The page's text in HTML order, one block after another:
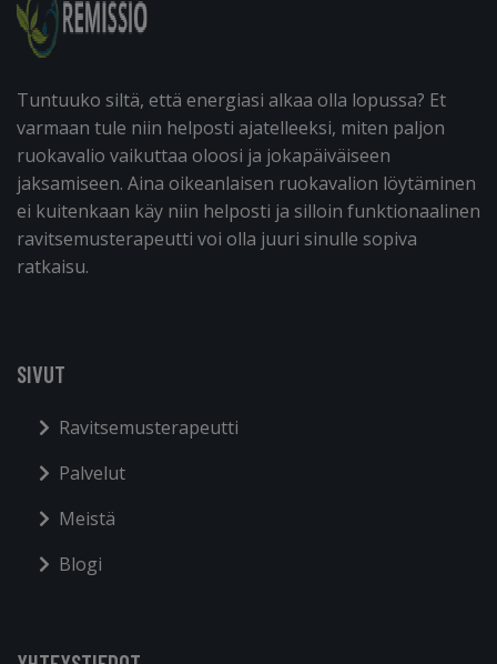
Tuntuuko siltä, että energiasi alkaa olla lopussa? Et
varmaan tule niin helposti ajatelleeksi, miten paljon
ruokavalio vaikuttaa oloosi ja jokapäiväiseen
jaksamiseen. Aina oikeanlaisen ruokavalion löytäminen
ei kuitenkaan käy niin helposti ja silloin funktionaalinen
ravitsemusterapeutti voi olla juuri sinulle sopiva
ratkaisu.
SIVUT
Ravitsemusterapeutti
Palvelut
Meistä
Blogi